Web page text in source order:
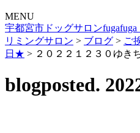
MENU
宇都宮市ドッグサロン
リミングサロン > ブログ > ご
日★ > ２０２２１２３０ゆき
blogposted.